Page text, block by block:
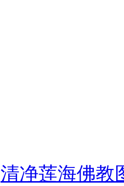
清净莲海佛教